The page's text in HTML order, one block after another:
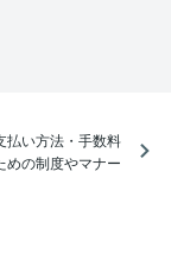
払い方法・手数料
めの制度やマナー